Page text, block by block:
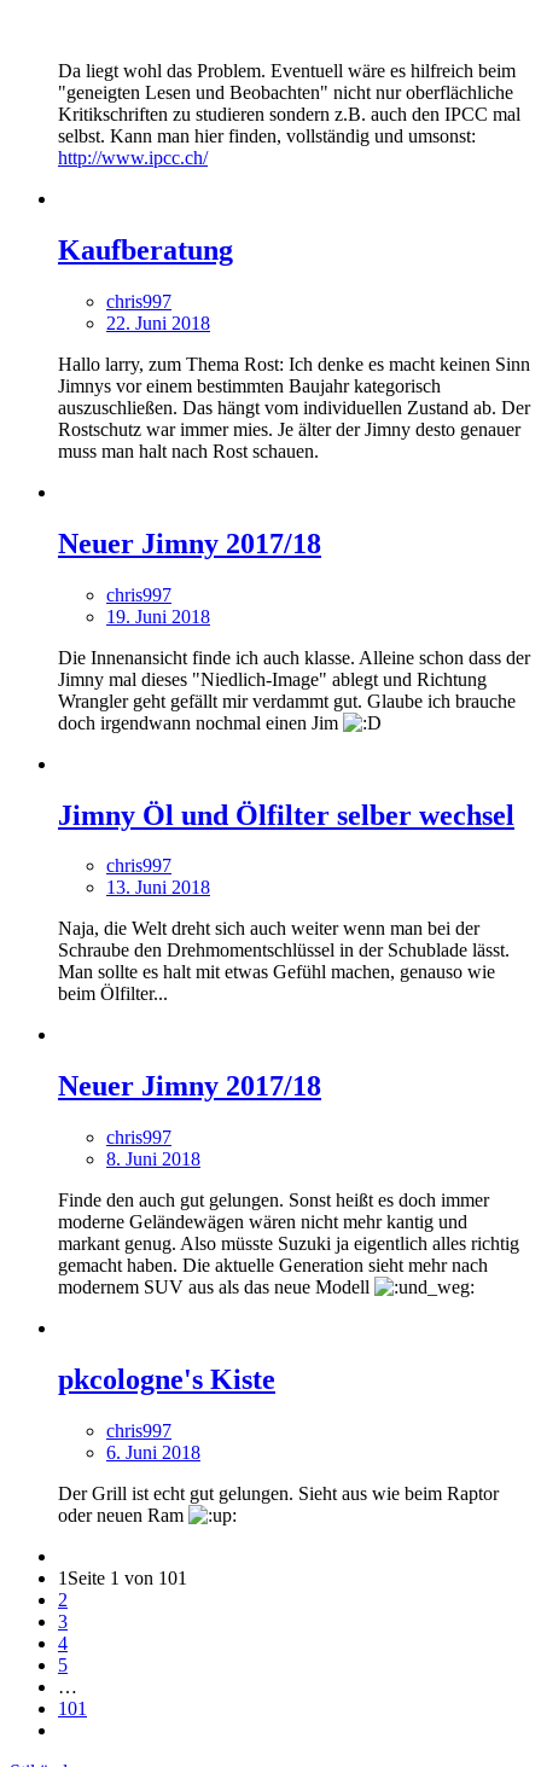
Da liegt wohl das Problem. Eventuell wäre es hilfreich beim
"geneigten Lesen und Beobachten" nicht nur oberflächliche
Kritikschriften zu studieren sondern z.B. auch den IPCC mal
selbst. Kann man hier finden, vollständig und umsonst:
http://www.ipcc.ch/
Kaufberatung
chris997
22. Juni 2018
Hallo larry, zum Thema Rost: Ich denke es macht keinen Sinn
Jimnys vor einem bestimmten Baujahr kategorisch
auszuschließen. Das hängt vom individuellen Zustand ab. Der
Rostschutz war immer mies. Je älter der Jimny desto genauer
muss man halt nach Rost schauen.
Neuer Jimny 2017/18
chris997
19. Juni 2018
Die Innenansicht finde ich auch klasse. Alleine schon dass der
Jimny mal dieses "Niedlich-Image" ablegt und Richtung
Wrangler geht gefällt mir verdammt gut. Glaube ich brauche
doch irgendwann nochmal einen Jim
Jimny Öl und Ölfilter selber wechsel
chris997
13. Juni 2018
Naja, die Welt dreht sich auch weiter wenn man bei der
Schraube den Drehmomentschlüssel in der Schublade lässt.
Man sollte es halt mit etwas Gefühl machen, genauso wie
beim Ölfilter...
Neuer Jimny 2017/18
chris997
8. Juni 2018
Finde den auch gut gelungen. Sonst heißt es doch immer
moderne Geländewägen wären nicht mehr kantig und
markant genug. Also müsste Suzuki ja eigentlich alles richtig
gemacht haben. Die aktuelle Generation sieht mehr nach
modernem SUV aus als das neue Modell
pkcologne's Kiste
chris997
6. Juni 2018
Der Grill ist echt gut gelungen. Sieht aus wie beim Raptor
oder neuen Ram
1 Seite 1 von 101
2
3
4
5
…
101